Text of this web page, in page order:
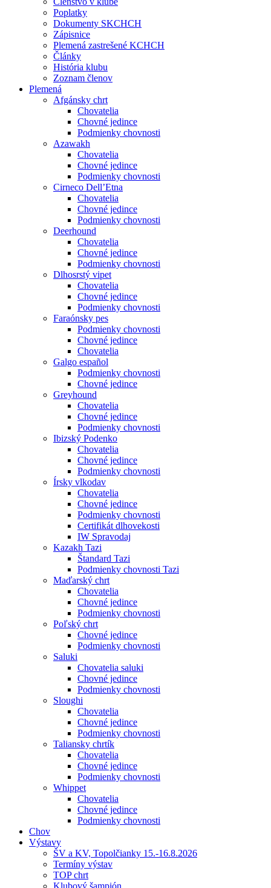
Poplatky
Dokumenty SKCHCH
Zápisnice
Plemená zastrešené KCHCH
Články
História klubu
Zoznam členov
Plemená
Afgánsky chrt
Chovatelia
Chovné jedince
Podmienky chovnosti
Azawakh
Chovatelia
Chovné jedince
Podmienky chovnosti
Cirneco Dell’Etna
Chovatelia
Chovné jedince
Podmienky chovnosti
Deerhound
Chovatelia
Chovné jedince
Podmienky chovnosti
Dlhosrstý vipet
Chovatelia
Chovné jedince
Podmienky chovnosti
Faraónsky pes
Podmienky chovnosti
Chovné jedince
Chovatelia
Galgo español
Podmienky chovnosti
Chovné jedince
Greyhound
Chovatelia
Chovné jedince
Podmienky chovnosti
Ibizský Podenko
Chovatelia
Chovné jedince
Podmienky chovnosti
Írsky vlkodav
Chovatelia
Chovné jedince
Podmienky chovnosti
Certifikát dlhovekosti
IW Spravodaj
Kazakh Tazi
Štandard Tazi
Podmienky chovnosti Tazi
Maďarský chrt
Chovatelia
Chovné jedince
Podmienky chovnosti
Poľský chrt
Chovné jedince
Podmienky chovnosti
Saluki
Chovatelia saluki
Chovné jedince
Podmienky chovnosti
Sloughi
Chovatelia
Chovné jedince
Podmienky chovnosti
Taliansky chrtík
Chovatelia
Chovné jedince
Podmienky chovnosti
Whippet
Chovatelia
Chovné jedince
Podmienky chovnosti
Chov
Výstavy
ŠV a KV, Topolčianky 15.-16.8.2026
Termíny výstav
TOP chrt
Klubový šampión